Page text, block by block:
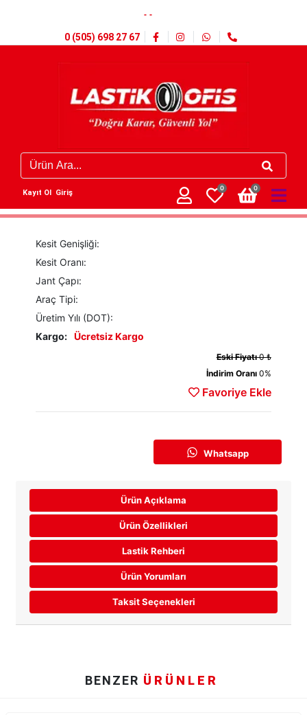
- -
0 (505) 698 27 67
Kayıt Ol Giriş
0 0
Kesit Genişliği:
Kesit Oranı:
Jant Çapı:
Araç Tipi:
Üretim Yılı (DOT):
Kargo:
Ücretsiz Kargo
Eski Fiyatı0 ₺
İndirim Oranı0%
Favoriye Ekle
Whatsapp
Ürün Açıklama
Ürün Özellikleri
Lastik Rehberi
Ürün Yorumları
Taksit Seçenekleri
BENZER ÜRÜNLER